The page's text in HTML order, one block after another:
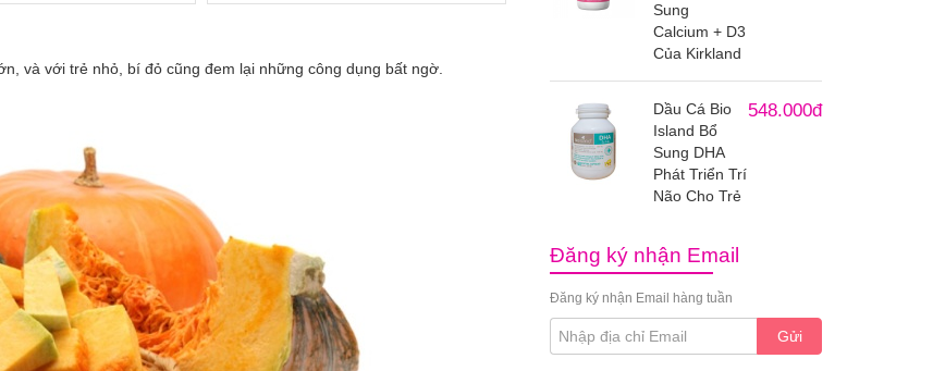
và với trẻ nhỏ, bí đỏ cũng đem lại những công dụng bất ngờ.
Sung
Calcium + D3
Của Kirkland
Dầu Cá Bio
Island Bổ
Sung DHA
Phát Triển Trí
Não Cho Trẻ
548.000đ
Đăng ký nhận Email
Đăng ký nhận Email hàng tuần
Gửi